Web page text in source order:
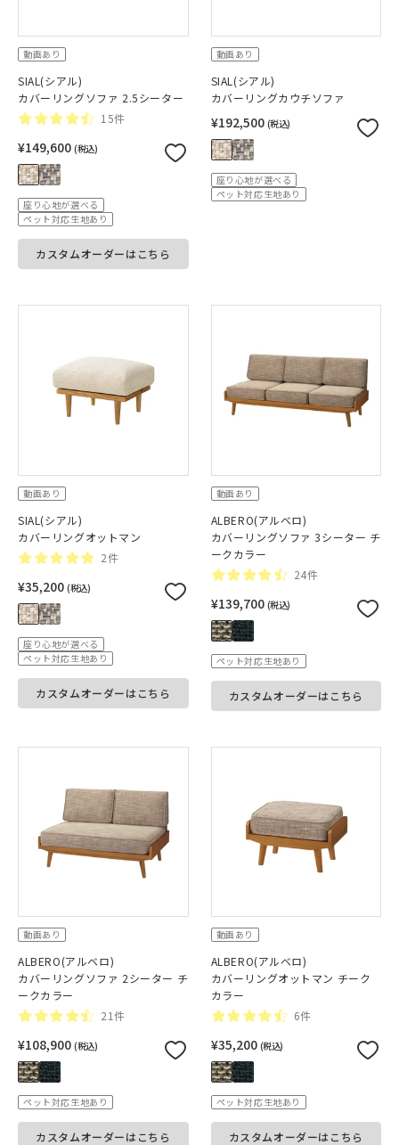
動画あり
SIAL(シアル)
カバーリングソファ 2.5シーター
15件
¥149,600 (税込)
座り心地が選べる
ペット対応生地あり
カスタムオーダーはこちら
動画あり
SIAL(シアル)
カバーリングカウチソファ
¥192,500 (税込)
座り心地が選べる
ペット対応生地あり
動画あり
SIAL(シアル)
カバーリングオットマン
2件
¥35,200 (税込)
座り心地が選べる
ペット対応生地あり
カスタムオーダーはこちら
動画あり
ALBERO(アルベロ)
カバーリングソファ 3シーター チ
ークカラー
24件
¥139,700 (税込)
ペット対応生地あり
カスタムオーダーはこちら
動画あり
ALBERO(アルベロ)
カバーリングソファ 2シーター チ
ークカラー
21件
¥108,900 (税込)
ペット対応生地あり
カスタムオーダーはこちら
動画あり
ALBERO(アルベロ)
カバーリングオットマン チーク
カラー
6件
¥35,200 (税込)
ペット対応生地あり
カスタムオーダーはこちら